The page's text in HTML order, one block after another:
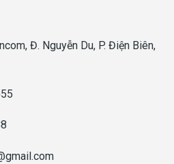
Đ. Nguyễn Du, P. Điện Biên,